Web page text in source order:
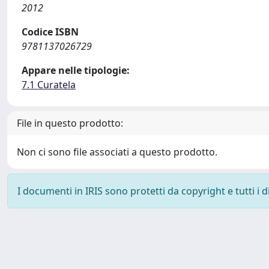
2012
Codice ISBN
9781137026729
Appare nelle tipologie:
7.1 Curatela
File in questo prodotto:
Non ci sono file associati a questo prodotto.
I documenti in IRIS sono protetti da copyright e tutti i